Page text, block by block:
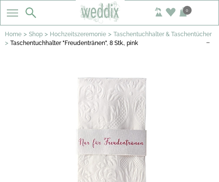
0
Home > Shop > Hochzeitszeremonie > Taschentuchhalter & Taschentücher
> Taschentuchhalter "Freudentränen", 8 Stk., pink …